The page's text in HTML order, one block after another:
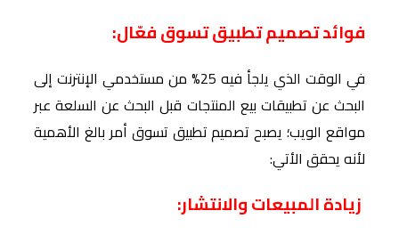
فوائد تصميم تطبيق تسوق فعّال:
في الوقت الذي يلجأ فيه 25% من مستخدمي الإنترنت إلى
البحث عن تطبيقات بيع المنتجات قبل البحث عن السلعة عبر
مواقع الويب؛ يصبح تصميم تطبيق تسوق أمر بالغ الأهمية
لأنه يحقق الأتي:
زيادة المبيعات والانتشار: